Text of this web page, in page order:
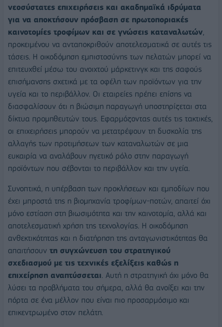
νεοσύστατες επιχειρήσεις και ακαδημαϊκά ιδρύματα
για να αποκτήσουν πρόσβαση σε πρωτοποριακές
καινοτομίες τροφίμων και σε γνώσεις καταναλωτών
προκειμένου να ανταποκριθούν αποτελεσματικά σε αυτές τις
τάσεις. Η οικοδόμηση εμπιστοσύνης των πελατών μπορεί να
επιτευχθεί μέσω του ανοιχτού μάρκετινγκ και της σαφούς
επισήμανσης σχετικά με τα οφέλη των προϊόντων για την
υγεία και το περιβάλλον. Οι εταιρείες πρέπει επίσης να
διασφαλίσουν ότι η βιώσιμη παραγωγή υποστηρίζεται στα
δίκτυα προμηθευτών τους. Εφαρμόζοντας αυτές τις τακτικές,
οι επιχειρήσεις μπορούν να μετατρέψουν τη δυσκολία της
αλλαγής των προτιμήσεων των καταναλωτών σε μια
ευκαιρία να αναλάβουν ηγετικό ρόλο στην παραγωγή
προϊόντων που σέβονται το περιβάλλον και την υγεία.
Συνοπτικά, η υπέρβαση των προκλήσεων και εμποδίων που
έχει μπροστά της η βιομηχανία τροφίμων-ποτών, απαιτεί όχι
μόνο εστίαση στη βιωσιμότητα και την καινοτομία, αλλά και
αποτελεσματική χρήση της τεχνολογίας. Η οικοδόμηση
ανθεκτικότητας και η διατήρηση της ανταγωνιστικότητας θα
απαιτήσουν τη συγχώνευση του στρατηγικού
σχεδιασμού με τις τεχνικές εξελίξεις καθώς η
επιχείρηση αναπτύσσεται. Αυτή η στρατηγική όχι μόνο θα
λύσει τα προβλήματα του σήμερα, αλλά θα ανοίξει και την
πόρτα σε ένα μέλλον που είναι πιο προσαρμόσιμο και
επικεντρωμένο στον πελάτη.